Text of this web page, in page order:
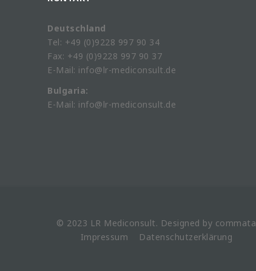
Deutschland
Tel: +49 (0)9228 997 90 34
Fax: +49 (0)9228 997 90 37
E-Mail: info@lr-mediconsult.de
Bulgaria:
E-Mail: info@lr-mediconsult.de
© 2023 LR Mediconsult. Designed by commata
Impressum
Datenschutzerklärung